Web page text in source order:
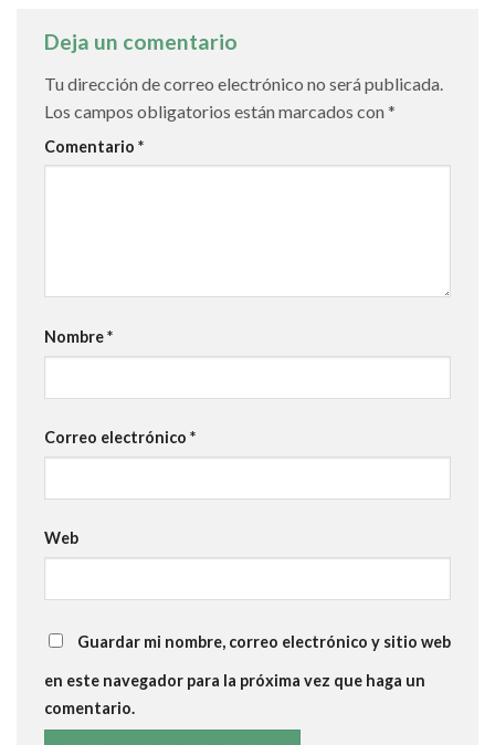
Deja un comentario
Tu dirección de correo electrónico no será publicada.
Los campos obligatorios están marcados con*
Comentario *
Nombre*
Correo electrónico *
Web
Guardar mi nombre, correo electrónico y sitio web
en este navegador para la próxima vez que haga un
comentario.